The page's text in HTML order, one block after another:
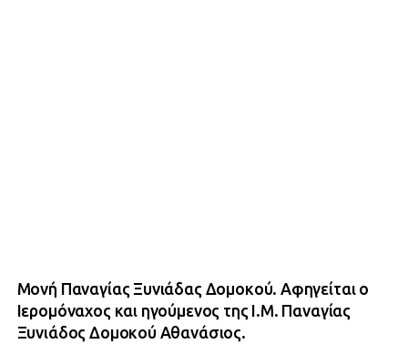
Μονή Παναγίας Ξυνιάδας Δομοκού. Αφηγείται ο
Ιερομόναχος και ηγούμενος της Ι.Μ. Παναγίας
Ξυνιάδος Δομοκού Αθανάσιος.